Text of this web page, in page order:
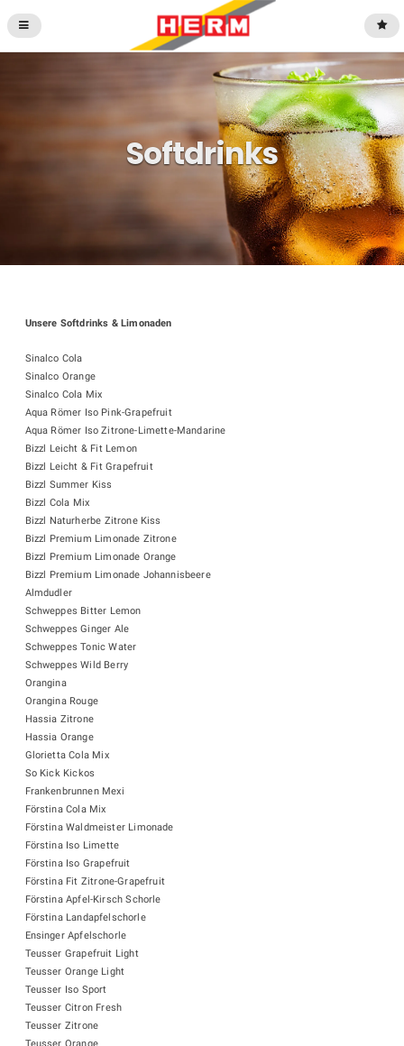
Softdrinks
Unsere Softdrinks & Limonaden
Sinalco Cola
Sinalco Orange
Sinalco Cola Mix
Aqua Römer Iso Pink-Grapefruit
Aqua Römer Iso Zitrone-Limette-Mandarine
Bizzl Leicht & Fit Lemon
Bizzl Leicht & Fit Grapefruit
Bizzl Summer Kiss
Bizzl Cola Mix
Bizzl Naturherbe Zitrone Kiss
Bizzl Premium Limonade Zitrone
Bizzl Premium Limonade Orange
Bizzl Premium Limonade Johannisbeere
Almdudler
Schweppes Bitter Lemon
Schweppes Ginger Ale
Schweppes Tonic Water
Schweppes Wild Berry
Orangina
Orangina Rouge
Hassia Zitrone
Hassia Orange
Glorietta Cola Mix
So Kick Kickos
Frankenbrunnen Mexi
Förstina Cola Mix
Förstina Waldmeister Limonade
Förstina Iso Limette
Förstina Iso Grapefruit
Förstina Fit Zitrone-Grapefruit
Förstina Apfel-Kirsch Schorle
Förstina Landapfelschorle
Ensinger Apfelschorle
Teusser Grapefruit Light
Teusser Orange Light
Teusser Iso Sport
Teusser Citron Fresh
Teusser Zitrone